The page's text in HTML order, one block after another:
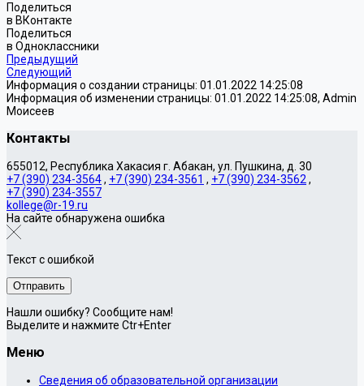
Поделиться
в ВКонтакте
Поделиться
в Одноклассники
Предыдущий
Следующий
Информация о создании страницы: 01.01.2022 14:25:08
Информация об изменении страницы: 01.01.2022 14:25:08, Admin
Моисеев
Контакты
655012, Республика Хакасия г. Абакан, ул. Пушкина, д. 30
+7 (390) 234-3564, +7 (390) 234-3561 , +7 (390) 234-3562 ,
+7 (390) 234-3557
kollege@r-19.ru
На сайте обнаружена ошибка
Текст с ошибкой
Нашли ошибку? Сообщите нам!
Выделите и нажмите Ctr+Enter
Меню
Сведения об образовательной организации